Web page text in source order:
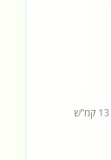
13 קמ"ש